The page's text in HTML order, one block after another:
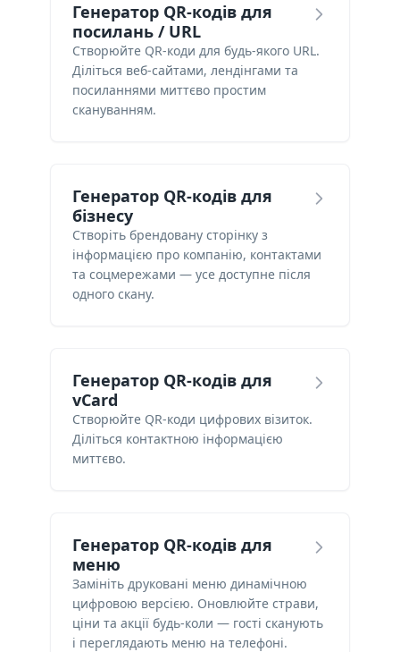
Генератор QR-кодів для
посилань / URL
Створюйте QR-коди для будь-якого URL.
Діліться веб-сайтами, лендінгами та
посиланнями миттєво простим
скануванням.
Генератор QR-кодів для
бізнесу
Створіть брендовану сторінку з
інформацією про компанію, контактами
та соцмережами — усе доступне після
одного скану.
Генератор QR-кодів для
vCard
Створюйте QR-коди цифрових візиток.
Діліться контактною інформацією
миттєво.
Генератор QR-кодів для
меню
Замініть друковані меню динамічною
цифровою версією. Оновлюйте страви,
ціни та акції будь-коли — гості сканують
і переглядають меню на телефоні.